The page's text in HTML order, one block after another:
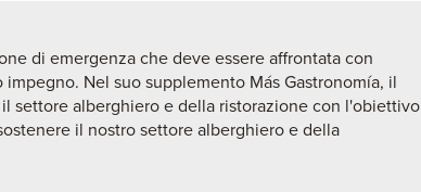
di emergenza che deve essere affrontata con
Nel suo supplemento Más Gastronomía, il
settore alberghiero e della ristorazione con l'obiettivo
il nostro settore alberghiero e della